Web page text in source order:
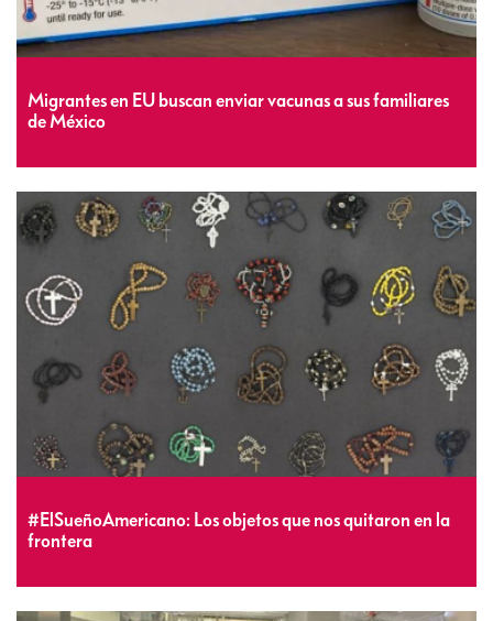
Migrantes en EU buscan enviar vacunas a sus familiares
de México
#ElSueñoAmericano: Los objetos que nos quitaron en la
frontera